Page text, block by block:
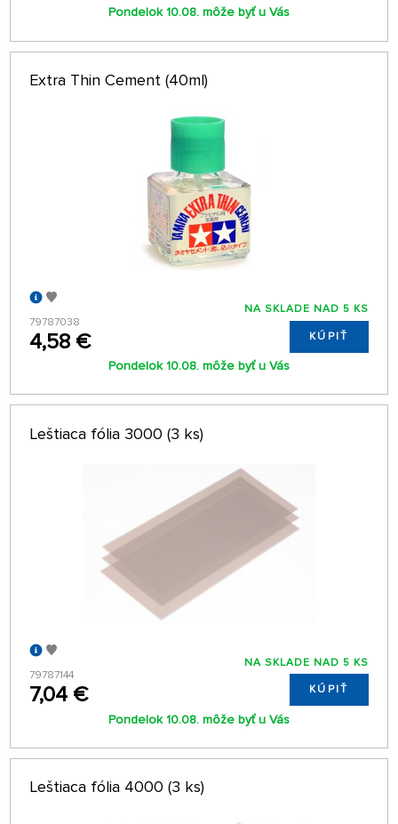
Pondelok 10.08. môže byť u Vás
Extra Thin Cement (40ml)
79787038
4,58 €
NA SKLADE NAD 5 KS
KÚPIŤ
Pondelok 10.08. môže byť u Vás
Leštiaca fólia 3000 (3 ks)
79787144
7,04 €
NA SKLADE NAD 5 KS
KÚPIŤ
Pondelok 10.08. môže byť u Vás
Leštiaca fólia 4000 (3 ks)